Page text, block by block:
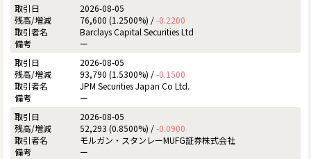
2026-08-05
76,600 (1.2500%) /-0.2200
Barclays Capital Securities Ltd
ー
2026-08-05
93,790 (1.5300%) /-0.1500
JPM Securities Japan Co Ltd.
ー
2026-08-05
52,293 (0.8500%) /-0.0900
モルガン・スタンレーMUFG証券株式会社
ー